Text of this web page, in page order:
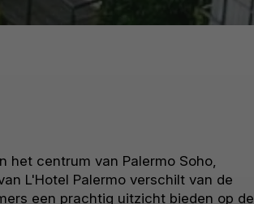
het centrum van Palermo Soho,
L'Hotel Palermo verschilt van de
een prachtig uitzicht bieden op de